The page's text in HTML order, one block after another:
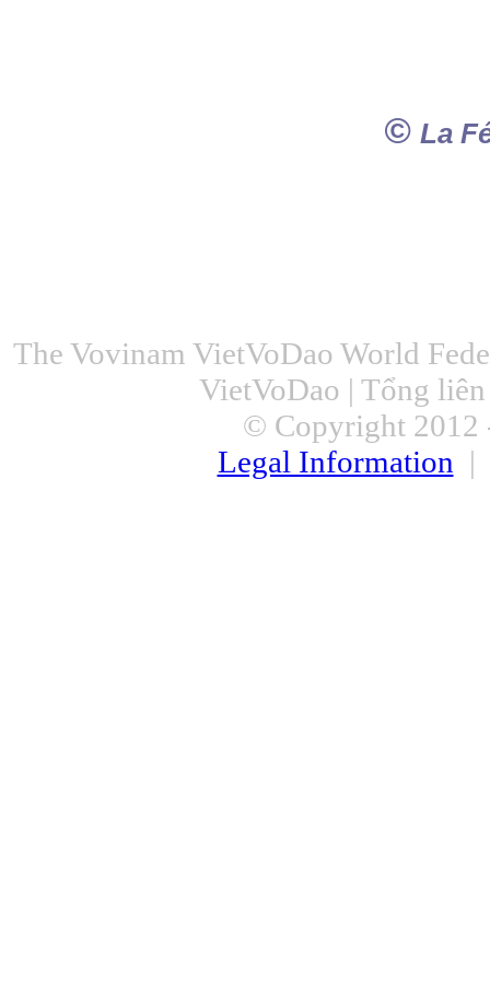
© La
The Vovinam VietVoDao World
VietVoDao | Tổng
© Copyright 2012
Legal Information